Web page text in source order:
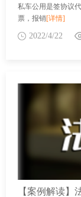
私车公用是签协议
票，报销[详情]
2022/4/22